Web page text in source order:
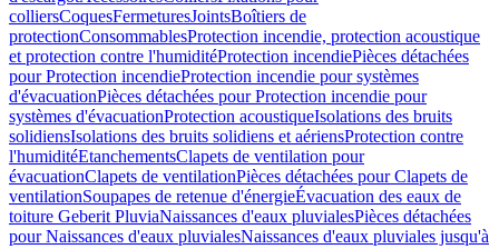
colliersCoquesFermeturesJointsBoîtiers de
protectionConsommablesProtection incendie, protection acoustique
et protection contre l'humiditéProtection incendiePièces détachées
pour Protection incendieProtection incendie pour systèmes
d'évacuationPièces détachées pour Protection incendie pour
systèmes d'évacuationProtection acoustiqueIsolations des bruits
solidiensIsolations des bruits solidiens et aériensProtection contre
l'humiditéEtanchementsClapets de ventilation pour
évacuationClapets de ventilationPièces détachées pour Clapets de
ventilationSoupapes de retenue d'énergieÉvacuation des eaux de
toiture Geberit PluviaNaissances d'eaux pluvialesPièces détachées
pour Naissances d'eaux pluvialesNaissances d'eaux pluviales jusqu'à